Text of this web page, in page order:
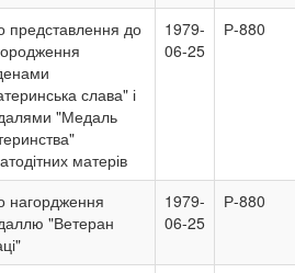
представлення до
слава" і
"Медаль
матерів
1979-
06-25
Р-880
нагордження
"Ветеран
1979-
06-25
Р-880